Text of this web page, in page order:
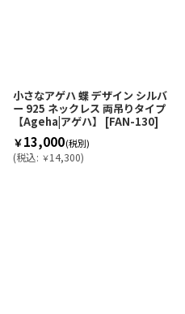
小さなアゲハ 蝶 デザイン シルバ
ー 925 ネックレス 両吊りタイプ
【Ageha|アゲハ】 [FAN-130]
￥13,000(税別)
(税込: ￥14,300)